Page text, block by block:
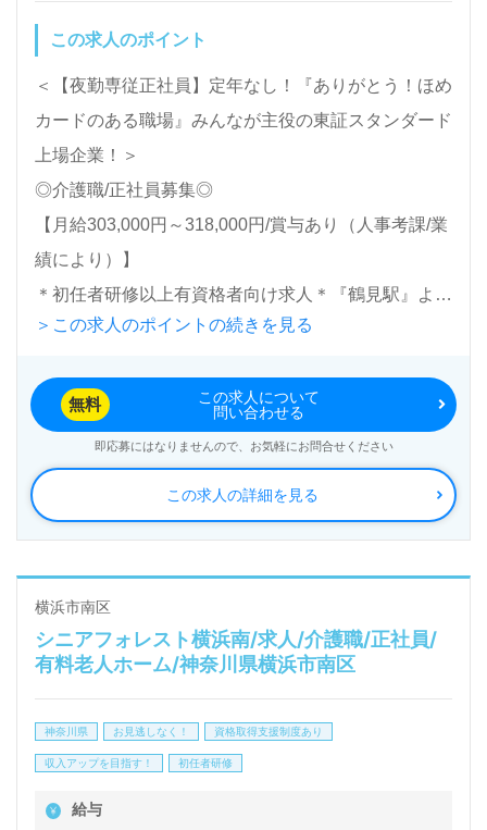
この求人のポイント
＜【夜勤専従正社員】定年なし！『ありがとう！ほめ
カードのある職場』みんなが主役の東証スタンダード
上場企業！＞
◎介護職/正社員募集◎
【月給303,000円～318,000円/賞与あり（人事考課/業
績により）】
＊初任者研修以上有資格者向け求人＊『鶴見駅』より
路線バスが便利です。
入居定員56名（全室個室）『介護付き有料老人ホー
ム プレザンメゾン横浜鶴見』株式会社ケア21（本
社：大阪府、東京都）様の運営です。グループ従業員
数5,906名/629事業所（2023.10月現在）宮城県、埼
玉県、東京都、千葉県、神奈川県、愛知県、大阪府、
京都府、兵庫県、広島県、福岡県を中心に『プレザン
リュクス、プレザングラン、プレザンメゾン』3ブラ
ンドを展開。介護付き有料老人ホーム、住宅型有料老
人ホーム、デイサービス、グループホーム、障がい者
用具レンタル/販売事業を展開される『未来を創造す
＞この求人のポイントの続きを見る
この求人の詳細を見る
無料
この求人について
問い合わせる
即応募にはなりませんので、お気軽にお問合せください
横浜市南区
シニアフォレスト横浜南/求人/介護職/正社員/
有料老人ホーム/神奈川県横浜市南区
神奈川県 お見逃しなく！ 資格取得支援制度あり
収入アップを目指す！ 初任者研修
給与